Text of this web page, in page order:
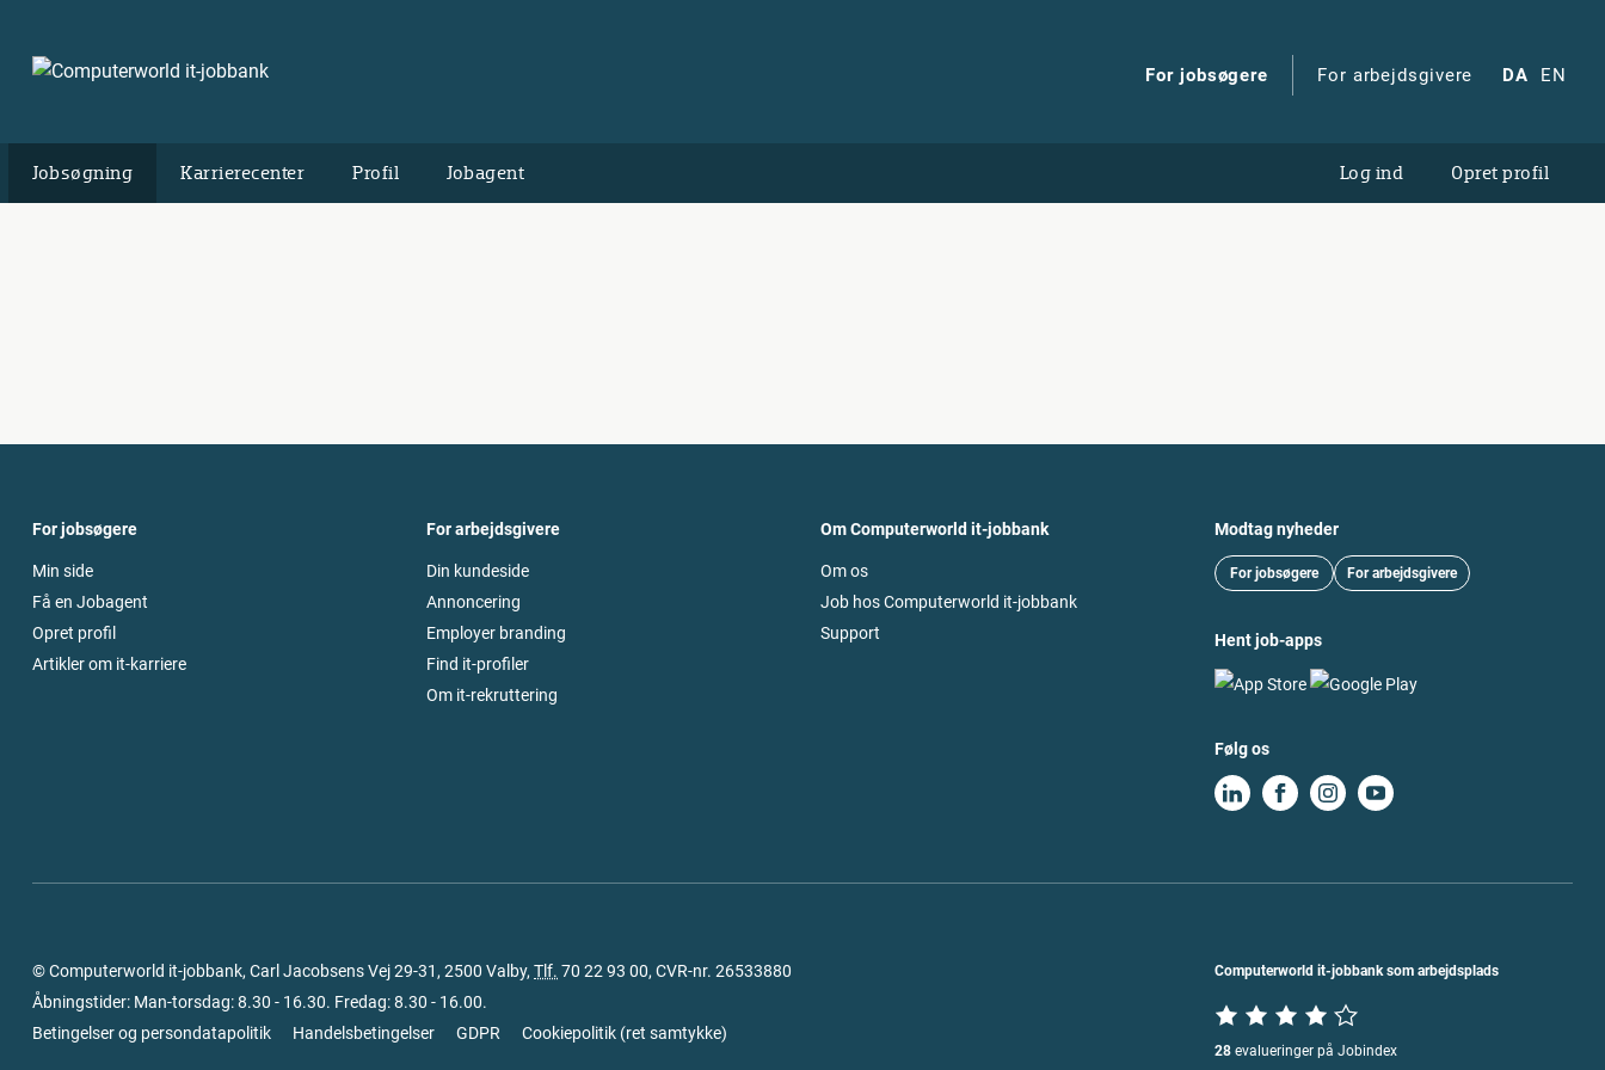
For jobsøgere For arbejdsgivere DA EN
Jobsøgning Karrierecenter Profil Jobagent Log ind Opret profil
For jobsøgere
Min side
Få en Jobagent
Opret profil
Artikler om it-karriere
For arbejdsgivere
Din kundeside
Annoncering
Employer branding
Find it-profiler
Om it-rekruttering
Om Computerworld it-jobbank
Om os
Job hos Computerworld it-jobbank
Support
Modtag nyheder
For jobsøgere For arbejdsgivere
Hent job-apps
Følg os
© Computerworld it-jobbank, Carl Jacobsens Vej 29-31, 2500 Valby, Tlf. 70 22 93 00, CVR-nr. 26533880
Åbningstider: Man-torsdag: 8.30 - 16.30. Fredag: 8.30 - 16.00.
Betingelser og persondatapolitik
Handelsbetingelser GDPR Cookiepolitik (ret samtykke)
Computerworld it-jobbank som arbejdsplads
28 evalueringer på Jobindex